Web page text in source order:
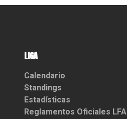
LIGA
Calendario
Standings
Estadísticas
Reglamentos Oficiales LFA